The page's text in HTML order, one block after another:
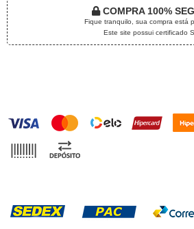
COMPRA 100%
Fique tranquilo, sua compra está
Este site possui certificado